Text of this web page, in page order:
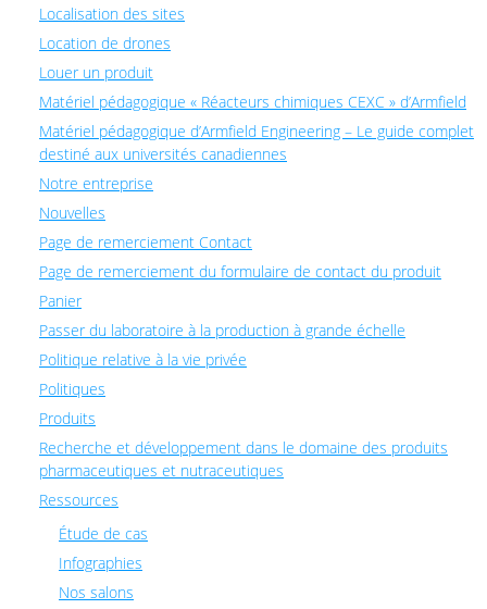
Localisation des sites
Location de drones
Louer un produit
Matériel pédagogique « Réacteurs chimiques CEXC » d’Armfield
Matériel pédagogique d’Armfield Engineering – Le guide complet
destiné aux universités canadiennes
Notre entreprise
Nouvelles
Page de remerciement Contact
Page de remerciement du formulaire de contact du produit
Panier
Passer du laboratoire à la production à grande échelle
Politique relative à la vie privée
Politiques
Produits
Recherche et développement dans le domaine des produits
pharmaceutiques et nutraceutiques
Ressources
Étude de cas
Infographies
Nos salons